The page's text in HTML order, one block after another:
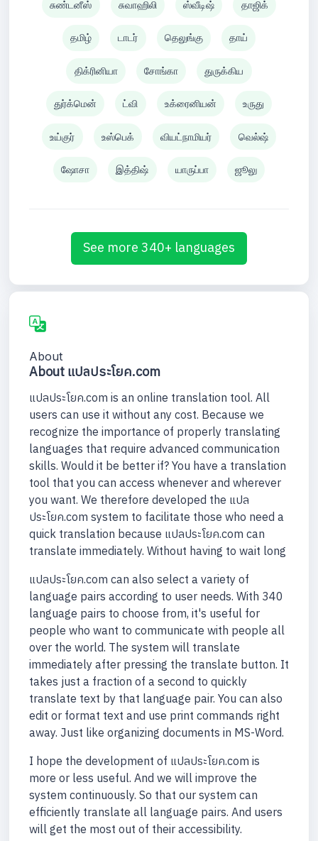
சுண்டனீஸ் சுவாஹிலி ஸ்வீடிஷ் தாஜிக்
தமிழ் டாடர் தெலுங்கு தாய்
திக்ரினியா சோங்கா துருக்கிய
துர்க்மென் ட்வி உக்ரைனியன் உருது
உய்குர் உஸ்பெக் வியட்நாமியர் வெல்ஷ்
ஷோசா இத்திஷ் யாருப்பா ஜூலு
See more 340+ languages
About
About แปลประโยค.com
แปลประโยค.com is an online translation tool. All
users can use it without any cost. Because we
recognize the importance of properly translating
languages that require advanced communication
skills. Would it be better if? You have a translation
tool that you can access whenever and wherever
you want. We therefore developed the แปล
ประโยค.com system to facilitate those who need a
quick translation because แปลประโยค.com can
translate immediately. Without having to wait long
แปลประโยค.com can also select a variety of
language pairs according to user needs. With 340
language pairs to choose from, it's useful for
people who want to communicate with people all
over the world. The system will translate
immediately after pressing the translate button. It
takes just a fraction of a second to quickly
translate text by that language pair. You can also
edit or format text and use print commands right
away. Just like organizing documents in MS-Word.
I hope the development of แปลประโยค.com is
more or less useful. And we will improve the
system continuously. So that our system can
efficiently translate all language pairs. And users
will get the most out of their accessibility.